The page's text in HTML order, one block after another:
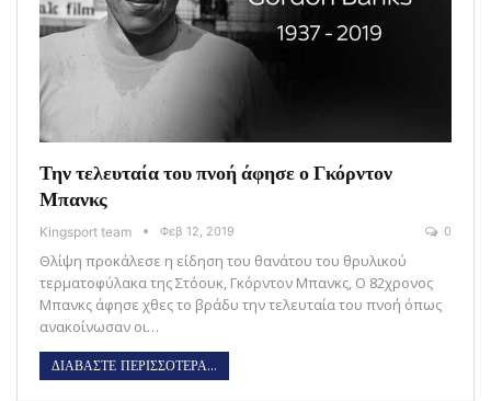
Την τελευταία του πνοή άφησε ο Γκόρντον
Μπανκς
Kingsport team Φεβ 12, 2019 0
Θλίψη προκάλεσε η είδηση του θανάτου του θρυλικού
τερματοφύλακα της Στόουκ, Γκόρντον Μπανκς, Ο 82χρονος
Μπανκς άφησε χθες το βράδυ την τελευταία του πνοή όπως
ανακοίνωσαν οι…
ΔΙΑΒΑΣΤΕ ΠΕΡΙΣΣΟΤΕΡΑ...